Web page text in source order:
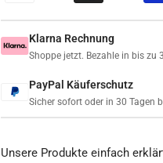
Klarna Rechnung
Shoppe jetzt. Bezahle in bis zu
PayPal Käuferschutz
Sicher sofort oder in 30 Tagen
Unsere Produkte einfach